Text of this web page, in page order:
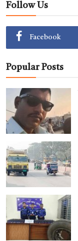
Follow Us
Facebook
Popular Posts